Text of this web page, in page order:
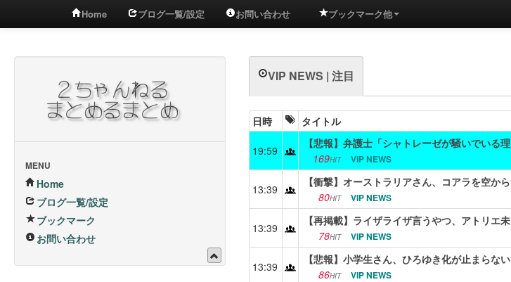
Home ブログ一覧/設定 お問い合わせ ブックマーク他
MENU
Home
ブログ一覧/設定
ブックマーク
お問い合わせ
VIP NEWS | 注目
日時 タイトル
19:59
【悲報】弁護士「シャトレーゼが騒いでいる
169HIT VIP NEWS
13:39
【衝撃】オーストラリアさん、コアラを空か
80HIT VIP NEWS
13:39
【再掲載】ライザライザ言うやつ、アトリエ
78HIT VIP NEWS
13:39
【悲報】小学生さん、ひろゆき化が止まらな
86HIT VIP NEWS